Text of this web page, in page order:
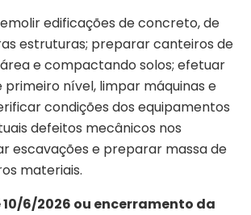
edificações de concreto, de
estruturas; preparar canteiros de
e compactando solos; efetuar
nível, limpar máquinas e
condições dos equipamentos
defeitos mecânicos nos
escavações e preparar massa de
materiais.
6/2026 ou encerramento da